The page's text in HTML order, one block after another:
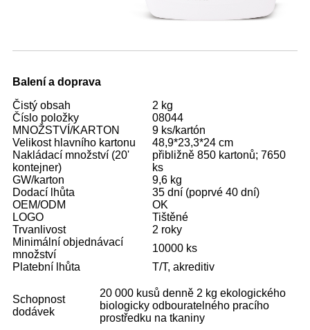
Balení a doprava
Čistý obsah
2 kg
Číslo položky
08044
MNOŽSTVÍ/KARTON
9 ks/kartón
Velikost hlavního kartonu
48,9*23,3*24 cm
Nakládací množství (20'
kontejner)
přibližně 850 kartonů; 7650
ks
GW/karton
9,6 kg
Dodací lhůta
35 dní (poprvé 40 dní)
OEM/ODM
OK
LOGO
Tištěné
Trvanlivost
2 roky
Minimální objednávací
množství
10000 ks
Platební lhůta
T/T, akreditiv
Schopnost
dodávek
20 000 kusů denně 2 kg ekologického
biologicky odbouratelného pracího
prostředku na tkaniny